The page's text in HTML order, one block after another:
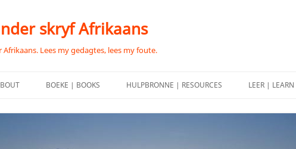
skryf Afrikaans
Afrikaans. Lees my gedagtes, lees my foute.
BOEKE | BOOKS HULPBRONNE | RESOURCES LEER | LEARN